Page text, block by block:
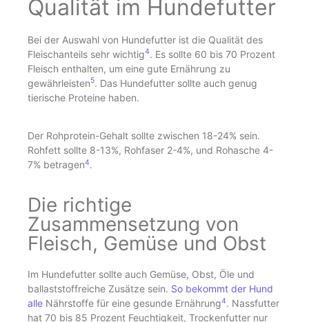
Qualität im Hundefutter
Bei der Auswahl von Hundefutter ist die Qualität des
Fleischanteils sehr wichtig4. Es sollte 60 bis 70 Prozent
Fleisch enthalten, um eine gute Ernährung zu
gewährleisten5. Das Hundefutter sollte auch genug
tierische Proteine haben.
Der Rohprotein-Gehalt sollte zwischen 18-24% sein.
Rohfett sollte 8-13%, Rohfaser 2-4%, und Rohasche 4-
7% betragen4.
Die richtige
Zusammensetzung von
Fleisch, Gemüse und Obst
Im Hundefutter sollte auch Gemüse, Obst, Öle und
ballaststoffreiche Zusätze sein. So bekommt der Hund
alle Nährstoffe für eine gesunde Ernährung4. Nassfutter
hat 70 bis 85 Prozent Feuchtigkeit, Trockenfutter nur